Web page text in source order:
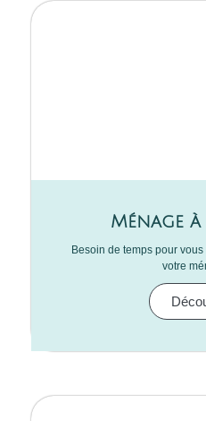
Ménage
Besoin de temps pour
votre